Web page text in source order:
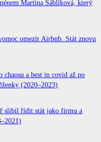
Martina Sáblíková, který
omezit Airbnb. Stát znovu
a best in covid až po
(2020–2023)
slíbil řídit stát jako firmu a